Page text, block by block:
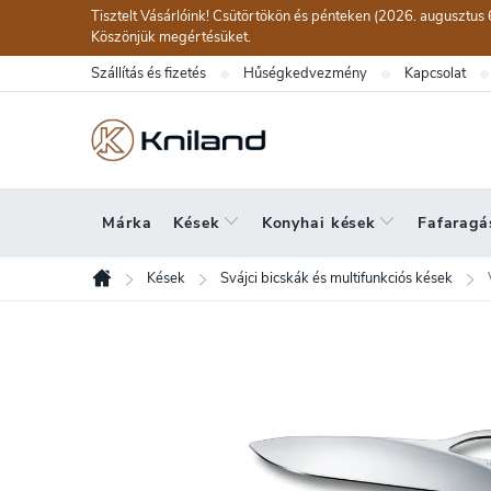
fő
tartalomhoz
Tisztelt Vásárlóink! Csütörtökön és pénteken (2026.
Köszönjük megértésüket.
Szállítás és fizetés Hűségkedvezmény Kapcsolat
Márka Kések Konyhai kések
Kezdőlap
Kések Svájci bicskák és multifunkciós kések